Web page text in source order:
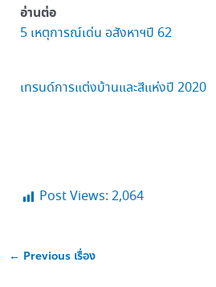
อ่านต่อ
5 เหตุการณ์เด่น อสังหาฯปี 62
เทรนด์การแต่งบ้านและสีแห่งปี 2020
Post Views: 2,064
← Previous เรื่อง